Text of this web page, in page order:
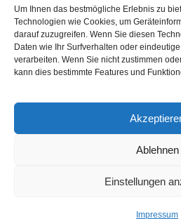
Um Ihnen das bestmögliche Erlebnis zu
Technologien wie Cookies, um
darauf zuzugreifen. Wenn Sie diesen
Daten wie Ihr Surfverhalten oder
verarbeiten. Wenn Sie nicht zustimmen
kann dies bestimmte Features und
Ablehnen
Einstellungen
Impressum
(02 12) 1 00 51,017664876381
(02 12) 4 27 11 (Fax)
Unterrichtsräume:
Schulungen 2025